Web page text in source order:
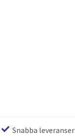
Snabba leveranser